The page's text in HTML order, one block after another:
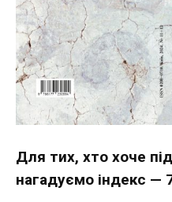
Для тих, хто хоче
нагадуємо індекс —